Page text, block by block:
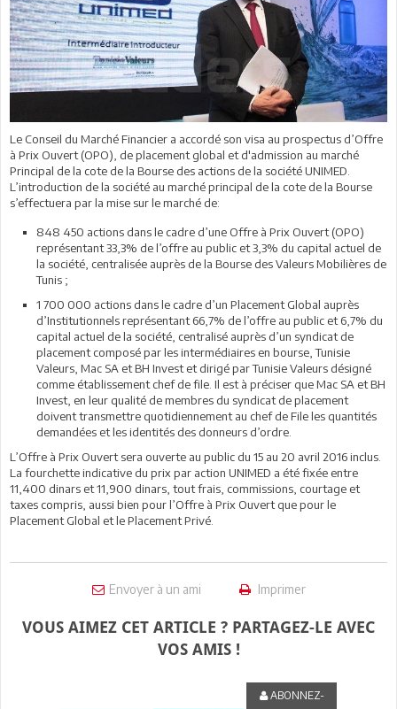
Le Conseil du Marché Financier a accordé son visa au prospectus d’Offre
à Prix Ouvert (OPO), de placement global et d'admission au marché
Principal de la cote de la Bourse des actions de la société UNIMED.
L’introduction de la société au marché principal de la cote de la Bourse
s’effectuera par la mise sur le marché de:
848 450 actions dans le cadre d’une Offre à Prix Ouvert (OPO)
représentant 33,3% de l’offre au public et 3,3% du capital actuel de
la société, centralisée auprès de la Bourse des Valeurs Mobilières de
Tunis ;
1 700 000 actions dans le cadre d’un Placement Global auprès
d’Institutionnels représentant 66,7% de l’offre au public et 6,7% du
capital actuel de la société, centralisé auprès d’un syndicat de
placement composé par les intermédiaires en bourse, Tunisie
Valeurs, Mac SA et BH Invest et dirigé par Tunisie Valeurs désigné
comme établissement chef de file. Il est à préciser que Mac SA et BH
Invest, en leur qualité de membres du syndicat de placement
doivent transmettre quotidiennement au chef de File les quantités
demandées et les identités des donneurs d’ordre.
L’Offre à Prix Ouvert sera ouverte au public du 15 au 20 avril 2016 inclus.
La fourchette indicative du prix par action UNIMED a été fixée entre
11,400 dinars et 11,900 dinars, tout frais, commissions, courtage et
taxes compris, aussi bien pour l’Offre à Prix Ouvert que pour le
Placement Global et le Placement Privé.
Envoyer à un ami Imprimer
VOUS AIMEZ CET ARTICLE ? PARTAGEZ-LE AVEC
VOS AMIS !
ABONNEZ-